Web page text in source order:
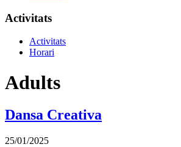
Activitats
Activitats
Horari
Adults
Dansa Creativa
25/01/2025